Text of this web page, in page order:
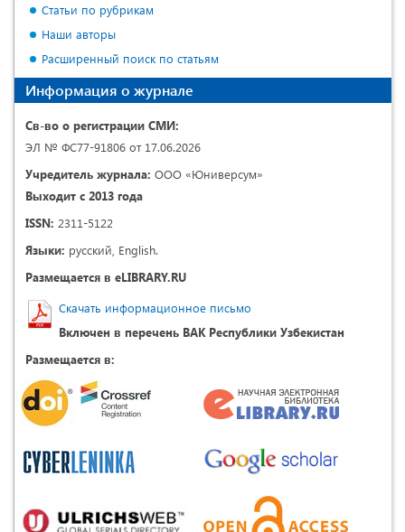
Статьи по рубрикам
Наши авторы
Расширенный поиск по статьям
Информация о журнале
Св-во о регистрации СМИ:
ЭЛ № ФС77-91806 от 17.06.2026
Учредитель журнала: ООО «Юниверсум»
Выходит с 2013 года
ISSN: 2311-5122
Языки: русский, English.
Размещается в eLIBRARY.RU
Скачать информационное письмо
Включен в перечень ВАК Республики Узбекистан
Размещается в: